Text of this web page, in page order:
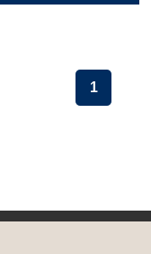
1